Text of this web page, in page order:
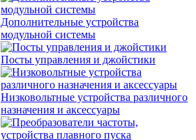
Дополнительные устройства
модульной системы
Посты управления и джойстики
Низковольтные устройства различного
назначения и аксессуары